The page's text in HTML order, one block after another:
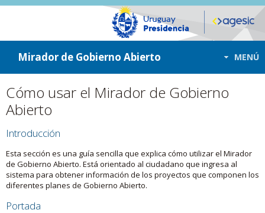
ir a contenido
ir al menú
Mirador de Gobierno Abierto MENÚ
Cómo usar el Mirador de Gobierno
Abierto
Introducción
Esta sección es una guía sencilla que explica cómo utilizar el Mirador
de Gobierno Abierto. Está orientado al ciudadano que ingresa al
sistema para obtener información de los proyectos que componen los
diferentes planes de Gobierno Abierto.
Portada